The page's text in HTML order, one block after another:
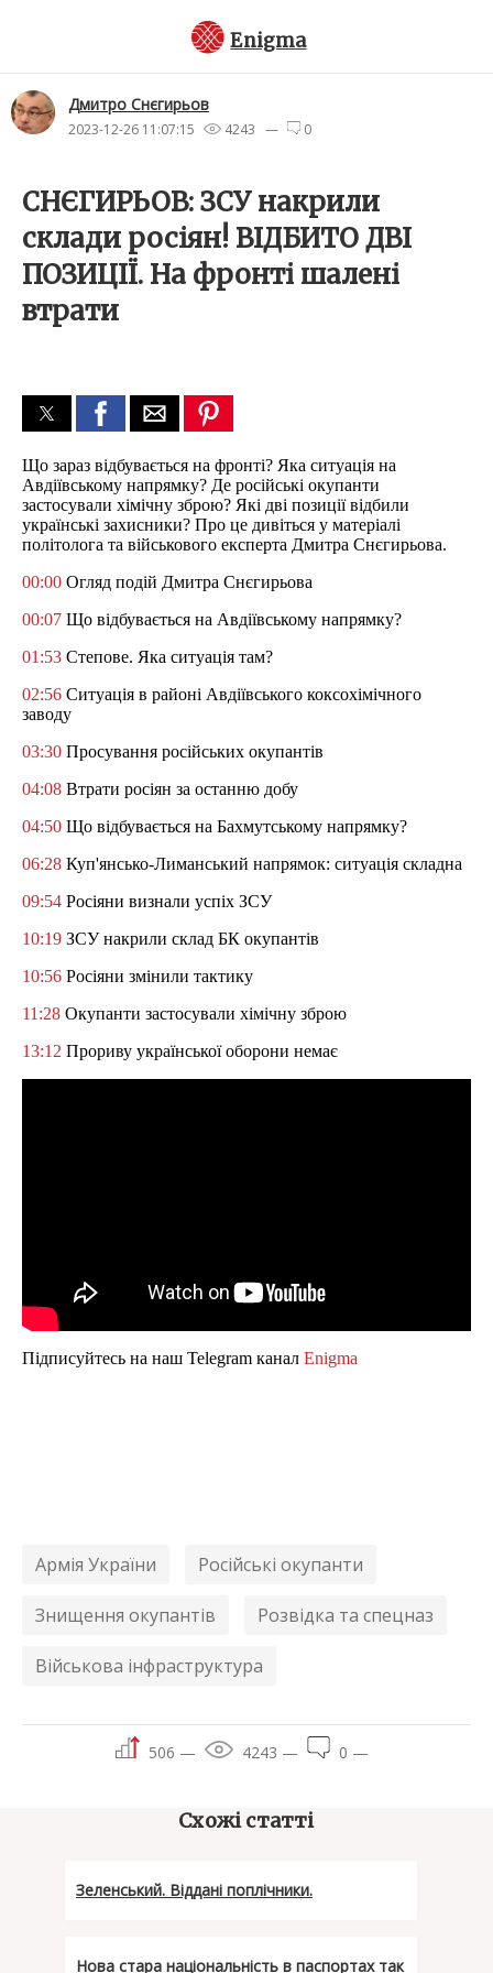
Enigma
Дмитро Снєгирьов
2023-12-26 11:07:15 4243 — 0
СНЄГИРЬОВ: ЗСУ накрили
склади росіян! ВІДБИТО ДВІ
ПОЗИЦІЇ. На фронті шалені
втрати
Що зараз відбувається на фронті? Яка ситуація на
Авдіївському напрямку? Де російські окупанти
застосували хімічну зброю? Які дві позиції відбили
українські захисники? Про це дивіться у матеріалі
політолога та військового експерта Дмитра Снєгирьова.
00:00 Огляд подій Дмитра Снєгирьова
00:07 Що відбувається на Авдіївському напрямку?
01:53 Степове. Яка ситуація там?
02:56 Ситуація в районі Авдіївського коксохімічного
заводу
03:30 Просування російських окупантів
04:08 Втрати росіян за останню добу
04:50 Що відбувається на Бахмутському напрямку?
06:28 Куп'янсько-Лиманський напрямок: ситуація складна
09:54 Росіяни визнали успіх ЗСУ
10:19 ЗСУ накрили склад БК окупантів
10:56 Росіяни змінили тактику
11:28 Окупанти застосували хімічну зброю
13:12 Прориву української оборони немає
Підписуйтесь на наш Telegram канал Enigma
Армія України Російські окупанти
Знищення окупантів Розвідка та спецназ
Військова інфраструктура
506 — 4243 — 0 —
Схожі статті
Зеленський. Віддані поплічники.
Нова стара національність в паспортах так